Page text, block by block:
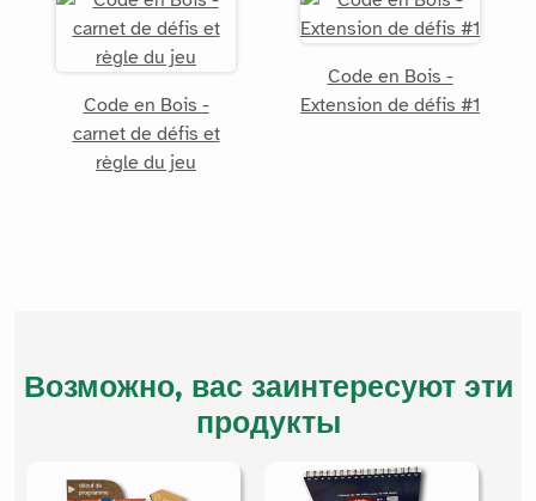
Code en Bois -
carnet de défis et
règle du jeu
Code en Bois -
Extension de défis #1
Возможно, вас заинтересуют эти
продукты